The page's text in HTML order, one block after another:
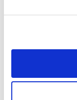
Progettazione
8 Ottobre 2025